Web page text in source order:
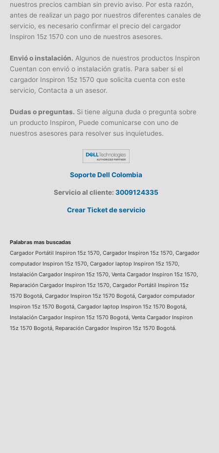
nuestros precios cambian sin previo aviso. Por esta razón,
antes de realizar un pago por nuestros diferentes canales de
servicio, es necesario confirmar el precio del cargador
Inspiron 15z 1570 con uno de nuestros asesores.
Envió o instalación. Algunos de nuestros productos Inspiron
Cuentan con envió o instalación gratis. Para saber si el
cargador Inspiron 15z 1570 que solicita cuenta con este
servicio, Contacta a un asesor.
Dudas o preguntas. Si tiene alguna duda o pregunta sobre
un producto Inspiron, Puede comunicarse con uno de
nuestros asesores para resolver sus inquietudes.
Soporte Dell Colombia
Servicio al cliente: 3009124335
Crear Ticket de servicio
Palabras mas buscadas
Cargador Portátil Inspiron 15z 1570, Cargador Inspiron 15z 1570, Cargador
computador Inspiron 15z 1570, Cargador laptop Inspiron 15z 1570,
Instalación Cargador Inspiron 15z 1570, Venta Cargador Inspiron 15z 1570,
Reparación Cargador Inspiron 15z 1570, Cargador Portátil Inspiron 15z
1570 Bogotá, Cargador Inspiron 15z 1570 Bogotá, Cargador computador
Inspiron 15z 1570 Bogotá, Cargador laptop Inspiron 15z 1570 Bogotá,
Instalación Cargador Inspiron 15z 1570 Bogotá, Venta Cargador Inspiron
15z 1570 Bogotá, Reparación Cargador Inspiron 15z 1570 Bogotá.